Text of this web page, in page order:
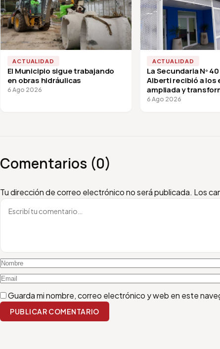
ACTUALIDAD
El Municipio sigue trabajando
en obras hidráulicas
6 Ago 2026
ACTUALIDAD
La Secundaria Nº
Alberti recibió a
ampliada y
vuelta a clases
6 Ago 2026
Comentarios (0)
Tu dirección de correo electrónico no será publicada. Los
Escribí tu comentario
Nombre
Email
Guarda mi nombre, correo electrónico y web en este
PUBLICAR COMENTARIO